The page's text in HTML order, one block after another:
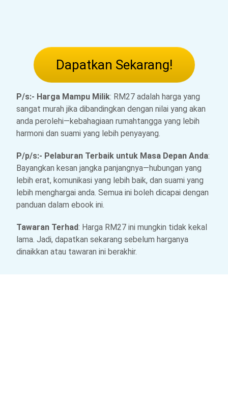
Dapatkan Sekarang!
P/s:- Harga Mampu Milik: RM27 adalah harga yang
sangat murah jika dibandingkan dengan nilai yang akan
anda perolehi—kebahagiaan rumahtangga yang lebih
harmoni dan suami yang lebih penyayang.
P/p/s:- Pelaburan Terbaik untuk Masa Depan Anda:
Bayangkan kesan jangka panjangnya—hubungan yang
lebih erat, komunikasi yang lebih baik, dan suami yang
lebih menghargai anda. Semua ini boleh dicapai dengan
panduan dalam ebook ini.
Tawaran Terhad: Harga RM27 ini mungkin tidak kekal
lama. Jadi, dapatkan sekarang sebelum harganya
dinaikkan atau tawaran ini berakhir.